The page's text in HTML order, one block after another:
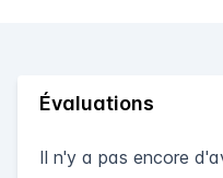
Évaluations
Il n'y a pas encore